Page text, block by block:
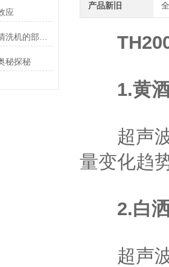
应
秘探秘
产品新旧
1.黄
超声波
量变化趋
2.白
超声波